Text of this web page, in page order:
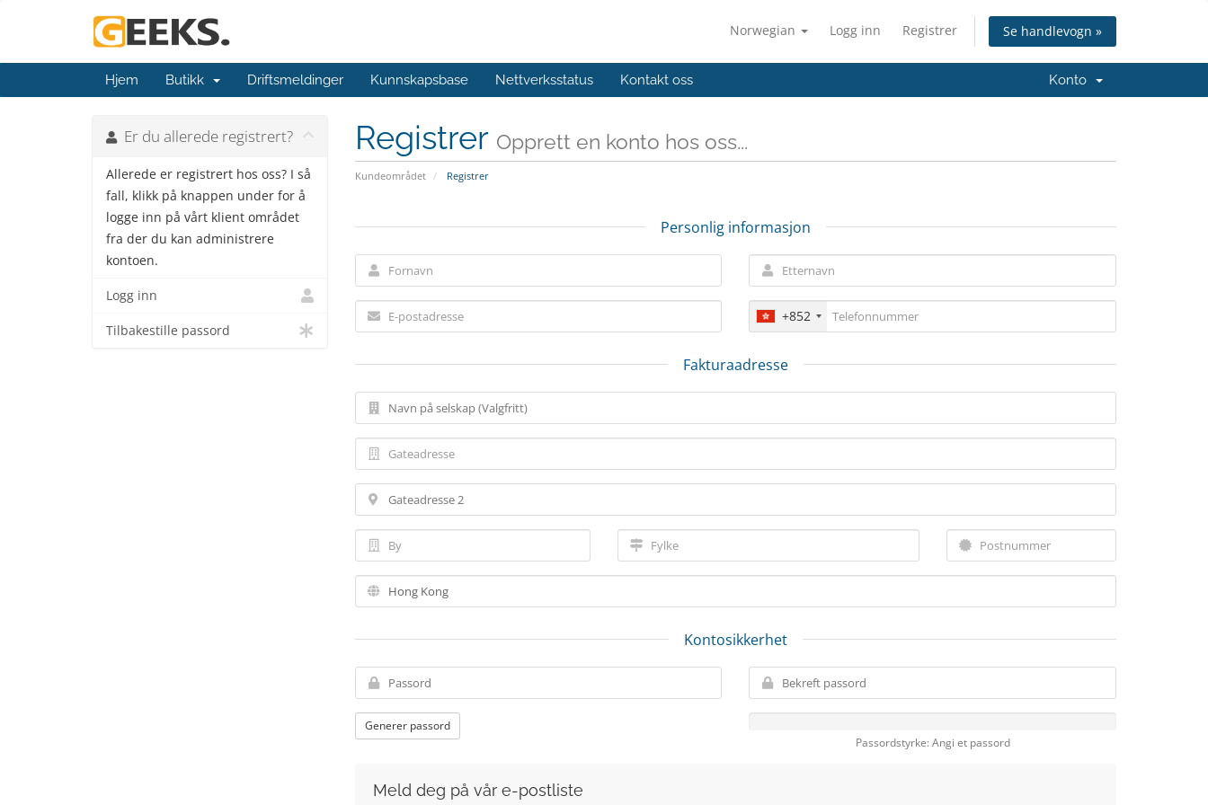
Norwegian Logg inn Registrer Se handlevogn »
Hjem Butikk Driftsmeldinger Kunnskapsbase Nettverksstatus Kontakt oss Konto
Registrer Opprett en konto hos oss...
Kundeområdet Registrer
Er du allerede registrert?
Allerede er registrert hos oss? I så
fall, klikk på knappen under for å
logge inn på vårt klient området
fra der du kan administrere
kontoen.
Logg inn
Tilbakestille passord
Personlig informasjon
+852
Fakturaadresse
Kontosikkerhet
Generer passord
Passordstyrke: Angi et passord
Meld deg på vår e-postliste